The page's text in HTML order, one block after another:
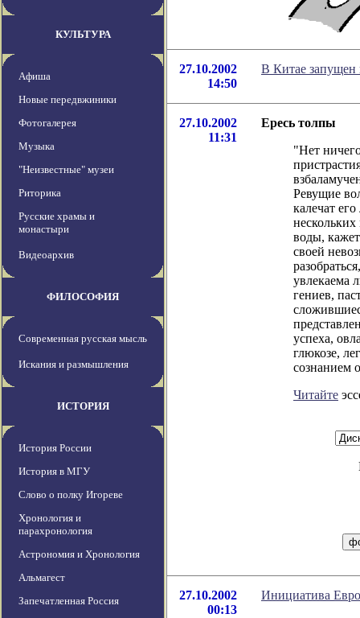
КУЛЬТУРА
Афиша
Новые передвжиники
Фотогалерея
Музыка
"Неизвестные" музеи
Риторика
Русские храмы и
монастыри
Видеоархив
ФИЛОСОФИЯ
Современная русская мысль
Искания и размышления
ИСТОРИЯ
История России
История в МГУ
Слово о полку Игореве
Хронология и
парахронология
Астрономия и Хронология
Альмагест
Запечатленная Россия
27.10.2002
14:50
В Китае
27.10.2002
11:31
Ересь толпы
"Нет
Ревущие
калечат
воды,
своей
увлекаема
гениев,
успеха,
глюкозе,
сознанием
Читайте
27.10.2002
00:13
Инициатива